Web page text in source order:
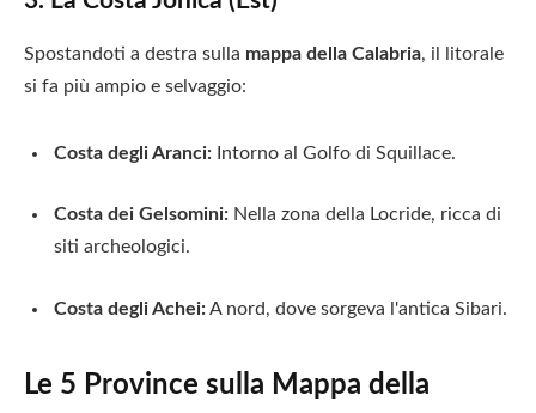
Spostandoti a destra sulla mappa della Calabria, il litorale
si fa più ampio e selvaggio:
Costa degli Aranci: Intorno al Golfo di Squillace.
Costa dei Gelsomini: Nella zona della Locride, ricca di
siti archeologici.
Costa degli Achei:A nord, dove sorgeva l'antica Sibari.
Le 5 Province sulla Mappa della